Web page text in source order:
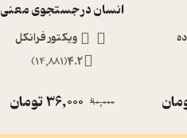
انسان در جستجوی معنی
ویکتور فرانکل
4.2
(
14,881
)
90,000
36,000تومان